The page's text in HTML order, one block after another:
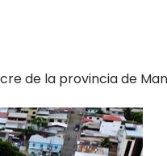
de la provincia de